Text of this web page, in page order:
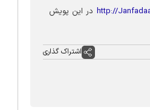
http:// در این پویش
اشتراک گذاری